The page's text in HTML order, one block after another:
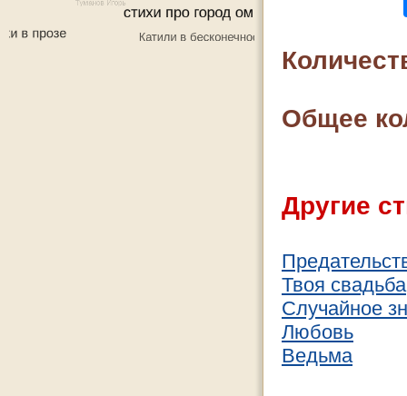
Общее
Другие
Твоя свадьба
Случайное
Любовь
Ведьма